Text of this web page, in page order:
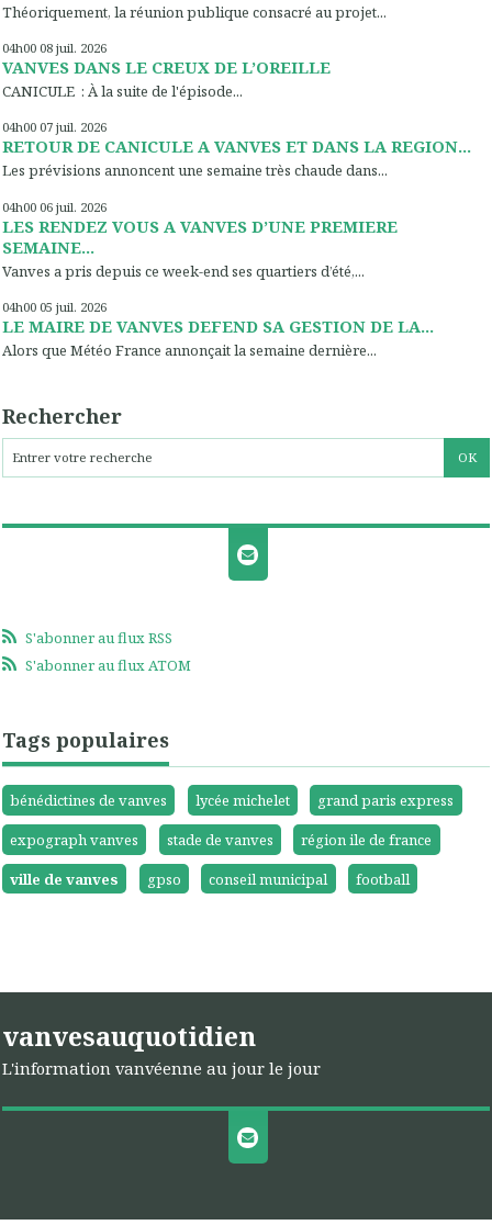
Théoriquement, la réunion publique consacré au projet...
04h00 08 juil. 2026
VANVES DANS LE CREUX DE L’OREILLE
CANICULE : À la suite de l'épisode...
04h00 07 juil. 2026
RETOUR DE CANICULE A VANVES ET DANS LA REGION...
Les prévisions annoncent une semaine très chaude dans...
04h00 06 juil. 2026
LES RENDEZ VOUS A VANVES D’UNE PREMIERE
SEMAINE...
Vanves a pris depuis ce week-end ses quartiers d’été,...
04h00 05 juil. 2026
LE MAIRE DE VANVES DEFEND SA GESTION DE LA...
Alors que Météo France annonçait la semaine dernière...
Rechercher
S'abonner au flux RSS
S'abonner au flux ATOM
Tags populaires
bénédictines de vanves lycée michelet
grand paris express
expograph vanves
stade de vanves
région ile de france
ville de vanves
gpso conseil municipal football
vanvesauquotidien
L'information vanvéenne au jour le jour